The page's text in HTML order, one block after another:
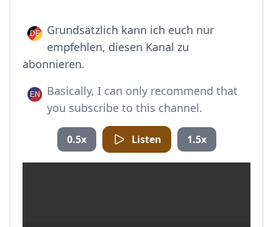
Grundsätzlich kann ich euch nur
empfehlen, diesen Kanal zu
abonnieren.
Basically, I can only recommend that
you subscribe to this channel.
0.5x Listen 1.5x